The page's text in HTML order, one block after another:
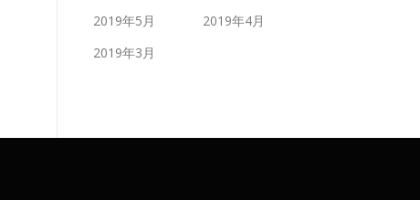
2019年5月
2019年4月
2019年3月